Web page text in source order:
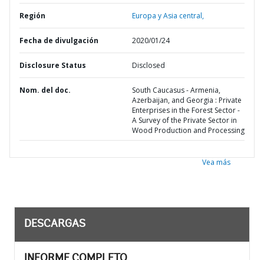
Región Europa y Asia central,
Fecha de divulgación 2020/01/24
Disclosure Status Disclosed
Nom. del doc.
South Caucasus - Armenia,
Azerbaijan, and Georgia : Private
Enterprises in the Forest Sector -
A Survey of the Private Sector in
Wood Production and Processing
Vea más
DESCARGAS